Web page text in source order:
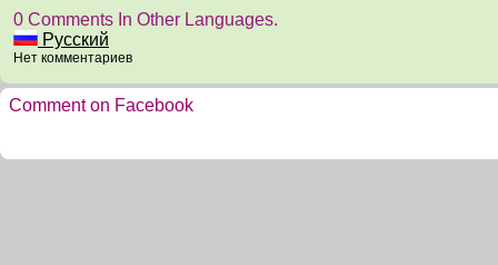
0 Comments In Other Languages.
Русский
Нет комментариев
Comment on Facebook